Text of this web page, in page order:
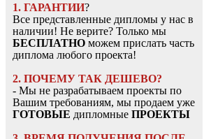
1. ГАРАНТИИ?
Все представленные дипломы у нас в
наличии! Не верите? Только мы
БЕСПЛАТНО можем прислать часть
диплома любого проекта!
2. ПОЧЕМУ ТАК ДЕШЕВО?
- Мы не разрабатываем проекты по
Вашим требованиям, мы продаем уже
ГОТОВЫЕ дипломные ПРОЕКТЫ